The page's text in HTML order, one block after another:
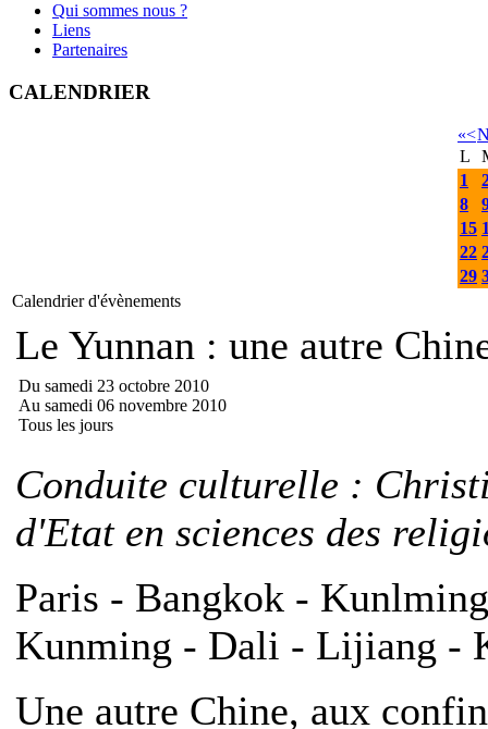
Qui sommes nous ?
Liens
Partenaires
CALENDRIER
«<
L
1
8
15
22
29
Calendrier d'évènements
Le Yunnan : une autre
Du samedi 23 octobre 2010
Au samedi 06 novembre 2010
Tous les jours
Conduite culturelle :
d'Etat en sciences des
Paris - Bangkok -
Kunming - Dali - Lijiang -
Une autre Chine, aux